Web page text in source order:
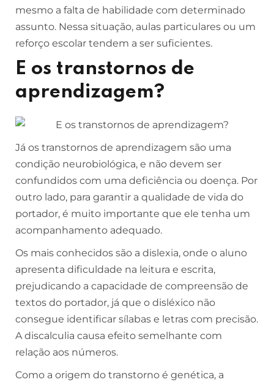
mesmo a falta de habilidade com determinado
assunto. Nessa situação, aulas particulares ou um
reforço escolar tendem a ser suficientes.
E os transtornos de
aprendizagem?
Já os transtornos de aprendizagem são uma
condição neurobiológica, e não devem ser
confundidos com uma deficiência ou doença. Por
outro lado, para garantir a qualidade de vida do
portador, é muito importante que ele tenha um
acompanhamento adequado.
Os mais conhecidos são a dislexia, onde o aluno
apresenta dificuldade na leitura e escrita,
prejudicando a capacidade de compreensão de
textos do portador, já que o disléxico não
consegue identificar sílabas e letras com precisão.
A discalculia causa efeito semelhante com
relação aos números.
Como a origem do transtorno é genética, a